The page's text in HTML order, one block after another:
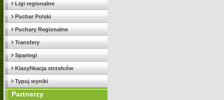
Ligi regionalne
Puchar Polski
Puchary Regionalne
Transfery
Sparingi
Klasyfikacja strzelców
Typuj wyniki
Partnerzy